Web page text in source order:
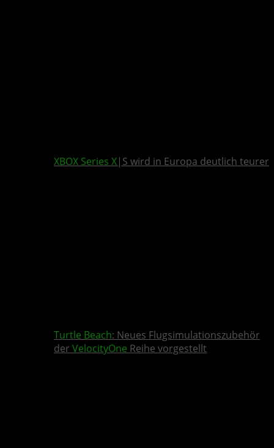
XBOX Series X|S wird in Europa deutlich teurer
Turtle Beach: Neues Flugsimulationszubehör
der VelocityOne Reihe vorgestellt